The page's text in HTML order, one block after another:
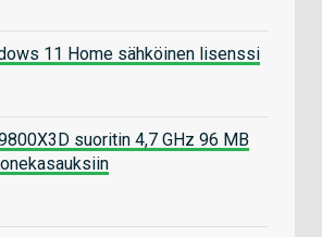
11 Home sähköinen lisenssi
suoritin 4,7 GHz 96 MB